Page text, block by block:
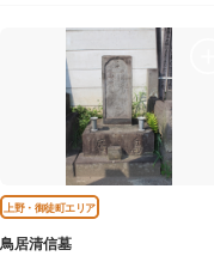
上野・御徒町エリア
鳥居清信墓